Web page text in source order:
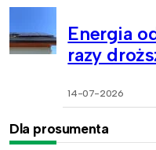
Energia
razy
14-07-2026
Dla prosumenta